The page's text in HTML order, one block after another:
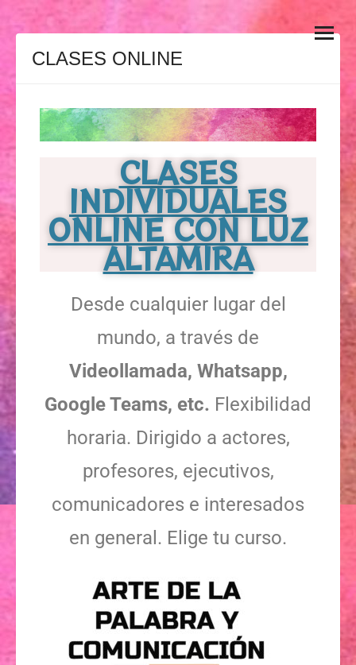
Arte de la Palabra
EL ARTE DE LA PALABRA es una sólida formación del habla que
gesto y el cuerpo como una globalidad de gran efectividad para
como a profesionales de otros ámbitos que deseen mejorar su
expresión oral y sus técnicas de comunicación para hablar en
público.
CLASES ONLINE
CLASES
INDIVIDUALES
ONLINE CON LUZ
ALTAMIRA
Desde cualquier lugar del
mundo, a través de
Videollamada, Whatsapp,
Google Teams, etc. Flexibilidad
horaria. Dirigido a actores,
profesores, ejecutivos,
comunicadores e interesados
en general. Elige tu curso.